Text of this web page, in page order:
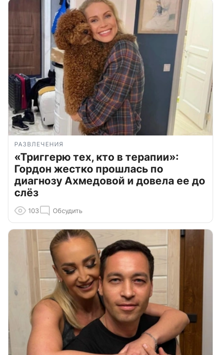
РАЗВЛЕЧЕНИЯ
«Триггерю тех, кто в терапии»:
Гордон жестко прошлась по
диагнозу Ахмедовой и довела ее до
слёз
103 Обсудить